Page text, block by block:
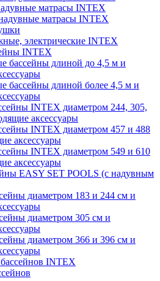
матрасы INTEX
матрасы INTEX
электрические INTEX
INTEX
бассейны длиной до 4,5 м и
бассейны длиной более 4,5 м и
INTEX диаметром 244, 305,
аксессуары
INTEX диаметром 457 и 488
аксессуары
INTEX диаметром 549 и 610
аксессуары
EASY SET POOLS (с надувным
диаметром 183 и 244 см и
диаметром 305 см и
диаметром 366 и 396 см и
INTEX